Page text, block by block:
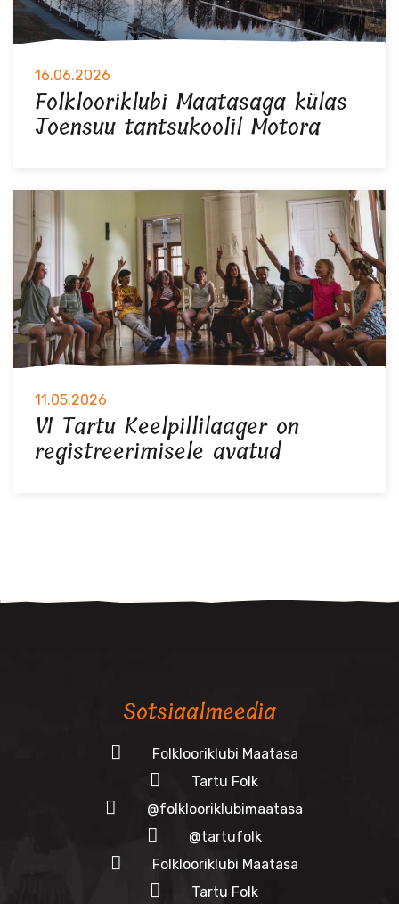
16.06.2026
Folklooriklubi Maatasaga külas
Joensuu tantsukoolil Motora
11.05.2026
VI Tartu Keelpillilaager on
registreerimisele avatud
Sotsiaalmeedia
Folklooriklubi Maatasa
Tartu Folk
@folklooriklubimaatasa
@tartufolk
Folklooriklubi Maatasa
Tartu Folk